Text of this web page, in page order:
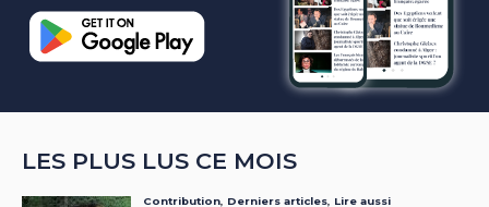
LES PLUS LUS CE MOIS